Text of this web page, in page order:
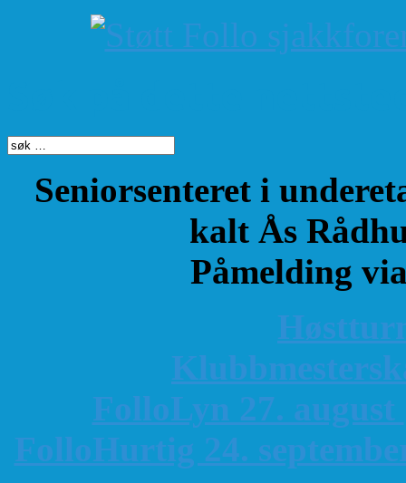
Seniorsenteret i
kalt Ås
Påmelding
K
FolloLyn 27. august
FolloHurtig 24.